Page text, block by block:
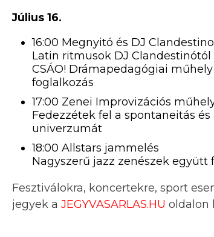
Július 16.
16:00 Megnyitó és DJ Clandestino
Latin ritmusok DJ Clandestinótól
CSÁO! Drámapedagógiai
foglalkozás
17:00 Zenei Improvizációs
Fedezzétek fel a spontaneitás
univerzumát
18:00 Allstars jammelés
Nagyszerű jazz zenészek együtt
Fesztiválokra, koncertekre, sport
jegyek a JEGYVASARLAS.HU oldalon